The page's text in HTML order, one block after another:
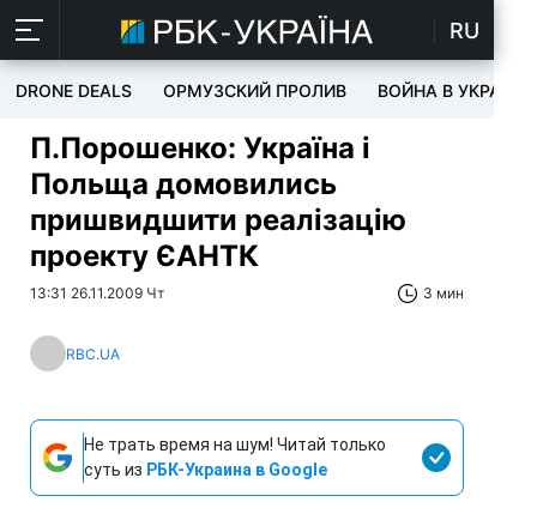
RU
DRONE DEALS ОРМУЗСКИЙ ПРОЛИВ ВОЙНА В УКРАИНЕ
П.Порошенко: Україна і
Польща домовились
пришвидшити реалізацію
проекту ЄАНТК
13:31 26.11.2009 Чт 3 мин
RBC.UA
Не трать время на шум! Читай только
суть из РБК-Украина в Google